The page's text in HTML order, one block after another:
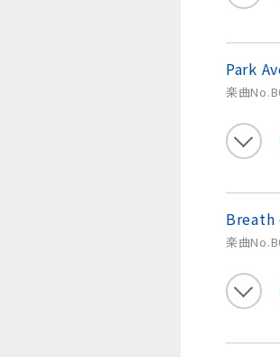
Park
楽曲
Breath
楽曲